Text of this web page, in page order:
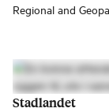
Regional and
Stadlandet